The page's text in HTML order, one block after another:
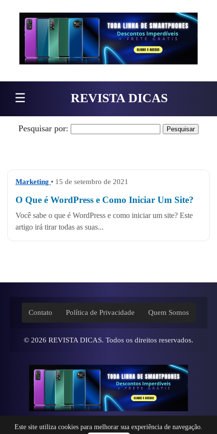
Pular para o conteúdo
☰ REVISTA DICAS
Pesquisar por:
Marketing • 15 de setembro de 2021
O Que é WordPress e Como Iniciar Um Site?
Você sabe o que é WordPress e como iniciar um site? Este
artigo irá tirar todas as suas...
Contato Política de Privacidade Quem Somos
© 2026 REVISTA DICAS. Todos os direitos reservados.
Este site utiliza cookies para melhorar sua experiência de navegação.